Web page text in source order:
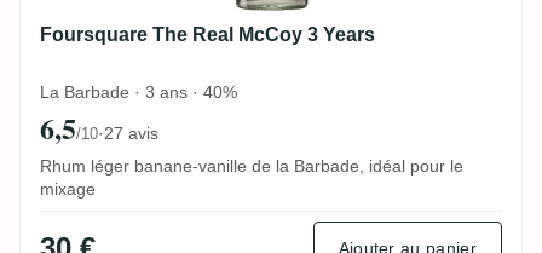
Foursquare The Real McCoy 3 Years
La Barbade · 3 ans · 40%
6,5/10·27 avis
Rhum léger banane-vanille de la Barbade, idéal pour le
mixage
Ajouter au panier